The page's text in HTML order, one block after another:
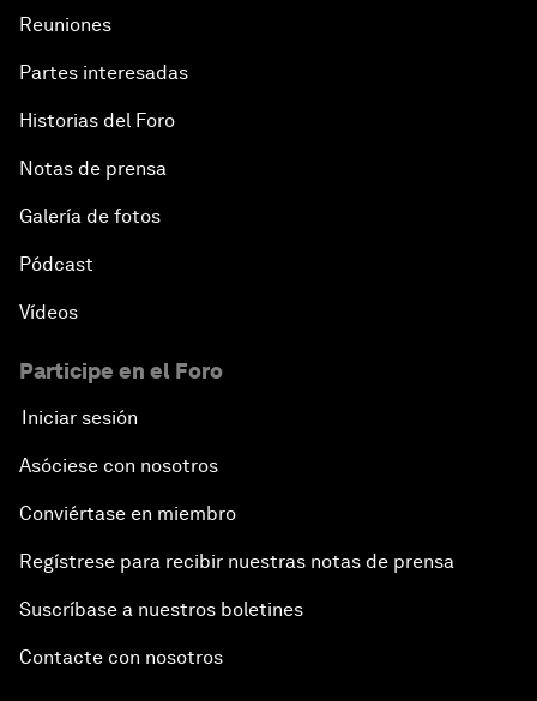
Reuniones
Partes interesadas
Historias del Foro
Notas de prensa
Galería de fotos
Pódcast
Vídeos
Participe en el Foro
Iniciar sesión
Asóciese con nosotros
Conviértase en miembro
Regístrese para recibir nuestras notas de prensa
Suscríbase a nuestros boletines
Contacte con nosotros